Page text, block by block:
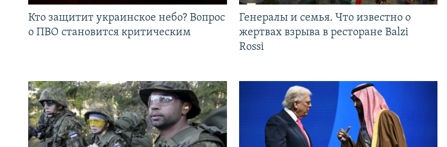
Кто защитит украинское небо? Вопрос
о ПВО становится критическим
Генералы и семья. Что известно о
жертвах взрыва в ресторане Balzi
Rossi